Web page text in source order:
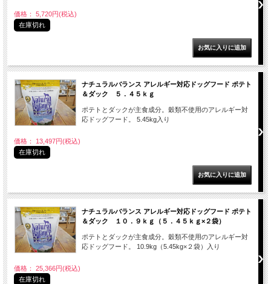
価格： 5,720円(税込)
在庫切れ
ナチュラルバランス アレルギー対応ドッグフード ポテト
＆ダック ５．４５ｋｇ
ポテトとダックが主食成分。穀類不使用のアレルギー対
応ドッグフード。 5.45kg入り
価格： 13,497円(税込)
在庫切れ
ナチュラルバランス アレルギー対応ドッグフード ポテト
＆ダック １０．９ｋｇ（５．４５ｋｇ×２袋）
ポテトとダックが主食成分。穀類不使用のアレルギー対
応ドッグフード。 10.9kg（5.45kg×２袋）入り
価格： 25,366円(税込)
在庫切れ